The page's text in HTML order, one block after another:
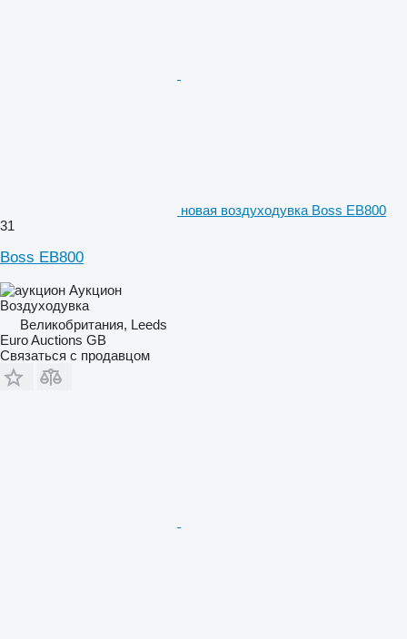
новая воздуходувка Boss EB800
31
Boss EB800
Аукцион
Воздуходувка
Великобритания, Leeds
Euro Auctions GB
Связаться с продавцом